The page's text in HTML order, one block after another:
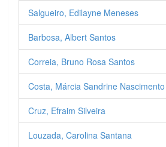
Salgueiro, Edilayne Meneses
Barbosa, Albert Santos
Correia, Bruno Rosa Santos
Costa, Márcia Sandrine Nascimento
Cruz, Efraim Silveira
Louzada, Carolina Santana